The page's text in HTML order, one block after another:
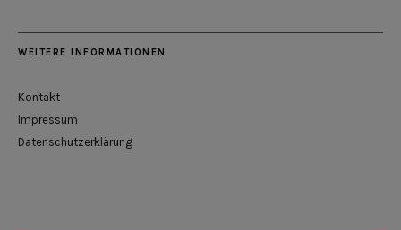
WEITERE INFORMATIONEN
Kontakt
Impressum
Datenschutzerklärung